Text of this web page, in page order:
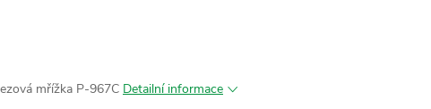
mřížka P-967C Detailní informace